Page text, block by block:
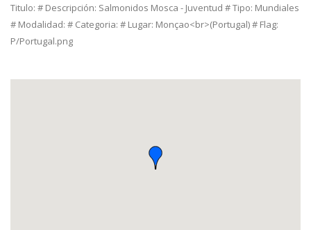
Titulo: # Descripción: Salmonidos Mosca - Juventud # Tipo: Mundiales
# Modalidad: # Categoria: # Lugar: Monçao<br>(Portugal) # Flag:
P/Portugal.png